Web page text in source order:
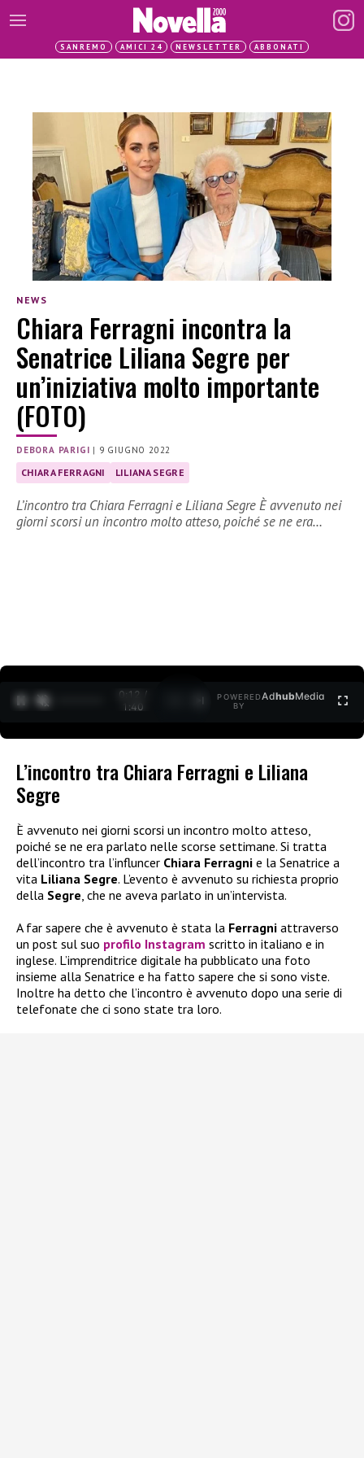
SANREMO AMICI 24 NEWSLETTER ABBONATI
NEWS
Chiara Ferragni incontra la
Senatrice Liliana Segre per
un’iniziativa molto importante
(FOTO)
DEBORA PARIGI | 9 GIUGNO 2022
CHIARA FERRAGNI LILIANA SEGRE
L’incontro tra Chiara Ferragni e Liliana Segre È avvenuto nei
giorni scorsi un incontro molto atteso, poiché se ne era…
0:12 /
1:40
POWERED
BY
AdhubMedia
L’incontro tra Chiara Ferragni e Liliana
Segre
È avvenuto nei giorni scorsi un incontro molto atteso,
poiché se ne era parlato nelle scorse settimane. Si tratta
dell’incontro tra l’influncer Chiara Ferragni e la Senatrice a
vita Liliana Segre. L’evento è avvenuto su richiesta proprio
della Segre, che ne aveva parlato in un’intervista.
A far sapere che è avvenuto è stata la Ferragni attraverso
un post sul suo profilo Instagram scritto in italiano e in
inglese. L’imprenditrice digitale ha pubblicato una foto
insieme alla Senatrice e ha fatto sapere che si sono viste.
Inoltre ha detto che l’incontro è avvenuto dopo una serie di
telefonate che ci sono state tra loro.